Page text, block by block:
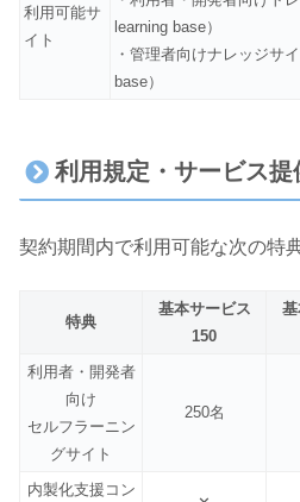
利用可能サ
イト
learning base）
・管理者向けナレッジサ
base）
利用規定・サービス提
契約期間内で利用可能な次の特
特典
基本サービス
150
利用者・開発者
向け
セルフラーニン
グサイト
250名
内製化支援コン